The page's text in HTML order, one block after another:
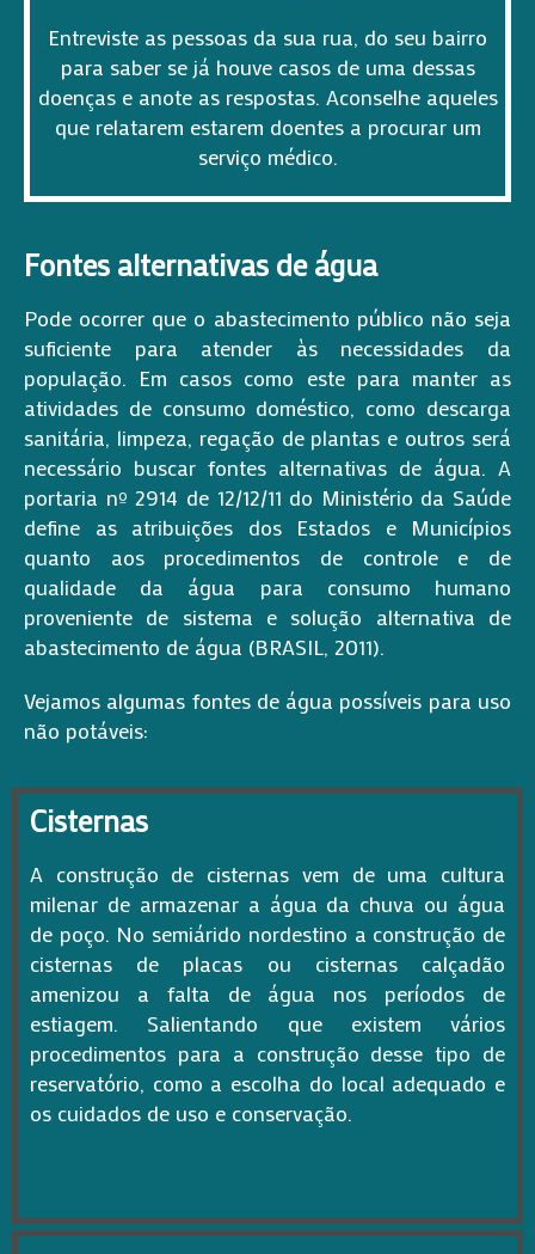
Entreviste as pessoas da sua rua, do seu bairro
para saber se já houve casos de uma dessas
doenças e anote as respostas. Aconselhe aqueles
que relatarem estarem doentes a procurar um
serviço médico.
Fontes alternativas de água
Pode ocorrer que o abastecimento público não seja
suficiente para atender às necessidades da
população. Em casos como este para manter as
atividades de consumo doméstico, como descarga
sanitária, limpeza, regação de plantas e outros será
necessário buscar fontes alternativas de água. A
portaria nº 2914 de 12/12/11 do Ministério da Saúde
define as atribuições dos Estados e Municípios
quanto aos procedimentos de controle e de
qualidade da água para consumo humano
proveniente de sistema e solução alternativa de
abastecimento de água (BRASIL, 2011).
Vejamos algumas fontes de água possíveis para uso
não potáveis:
Cisternas
A construção de cisternas vem de uma cultura
milenar de armazenar a água da chuva ou água
de poço. No semiárido nordestino a construção de
cisternas de placas ou cisternas calçadão
amenizou a falta de água nos períodos de
estiagem. Salientando que existem vários
procedimentos para a construção desse tipo de
reservatório, como a escolha do local adequado e
os cuidados de uso e conservação.